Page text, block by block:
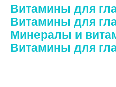
Витамины для
Витамины для
Минералы и
Витамины для